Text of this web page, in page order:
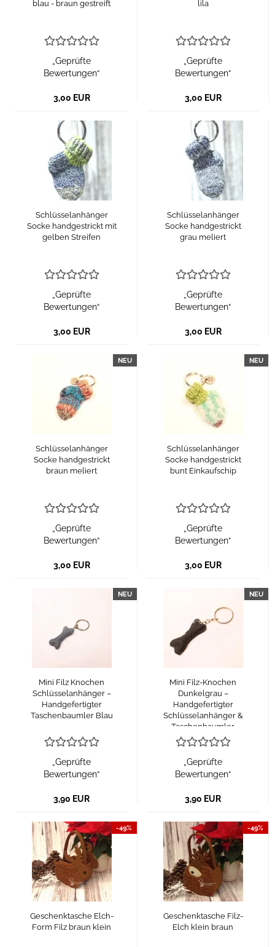
blau - braun gestreift
„Geprüfte
Bewertungen“
3,00 EUR
lila
„Geprüfte
Bewertungen“
3,00 EUR
Schlüsselanhänger
Socke handgestrickt mit
gelben Streifen
„Geprüfte
Bewertungen“
3,00 EUR
Schlüsselanhänger
Socke handgestrickt
grau meliert
„Geprüfte
Bewertungen“
3,00 EUR
NEU
Schlüsselanhänger
Socke handgestrickt
braun meliert
„Geprüfte
Bewertungen“
3,00 EUR
NEU
Schlüsselanhänger
Socke handgestrickt
bunt Einkaufschip
„Geprüfte
Bewertungen“
3,00 EUR
NEU
Mini Filz Knochen
Schlüsselanhänger –
Handgefertigter
Taschenbaumler Blau
„Geprüfte
Bewertungen“
3,90 EUR
NEU
Mini Filz-Knochen
Dunkelgrau –
Handgefertigter
Schlüsselanhänger &
Taschenbaumler
„Geprüfte
Bewertungen“
3,90 EUR
-49%
Geschenktasche Elch-
Form Filz braun klein
-49%
Geschenktasche Filz-
Elch klein braun